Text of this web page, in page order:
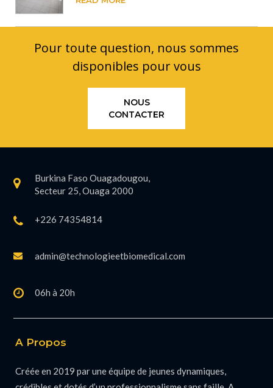
Pour toute question, nous sommes
disponibles pour vous
NOUS
CONTACTER
Burkina Faso Ouagadougou,
Secteur 25, Ouaga 2000
+226 74354814
admin@technologieetbiomedical.com
06h à 20h
A Propos
Créée en 2019 par une équipe de jeunes dynamiques,